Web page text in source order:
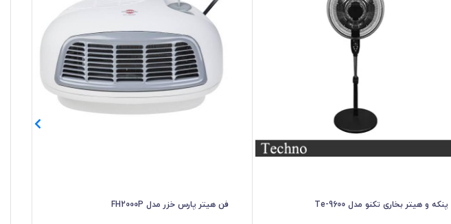
پنکه و هیتر بخاری تکنو مدل Te-9600 فن هیتر پارس خزر مدل FH2000P